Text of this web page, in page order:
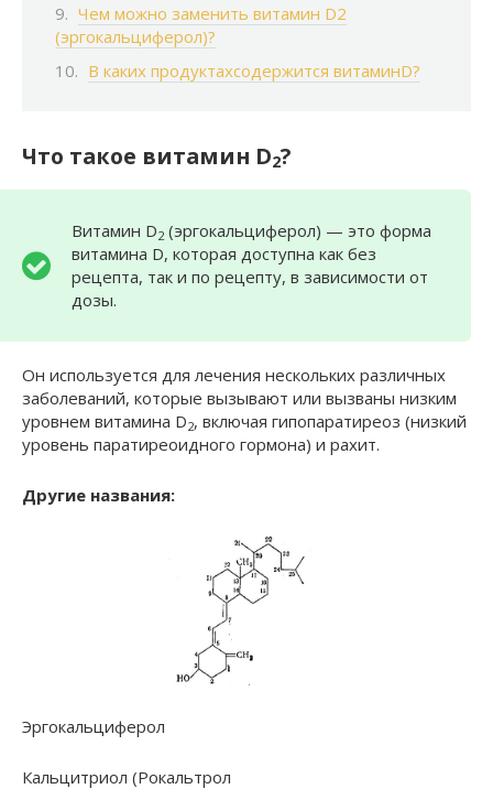
Чем можно заменить витамин D2
(эргокальциферол)?
В каких продуктахсодержится витаминD?
Что такое витамин D2?
Витамин D2 (эргокальциферол) — это форма
витамина D, которая доступна как без
рецепта, так и по рецепту, в зависимости от
дозы.
Он используется для лечения нескольких различных
заболеваний, которые вызывают или вызваны низким
уровнем витамина D2, включая гипопаратиреоз (низкий
уровень паратиреоидного гормона) и рахит.
Другие названия:
Эргокальциферол
Кальцитриол (Рокальтрол